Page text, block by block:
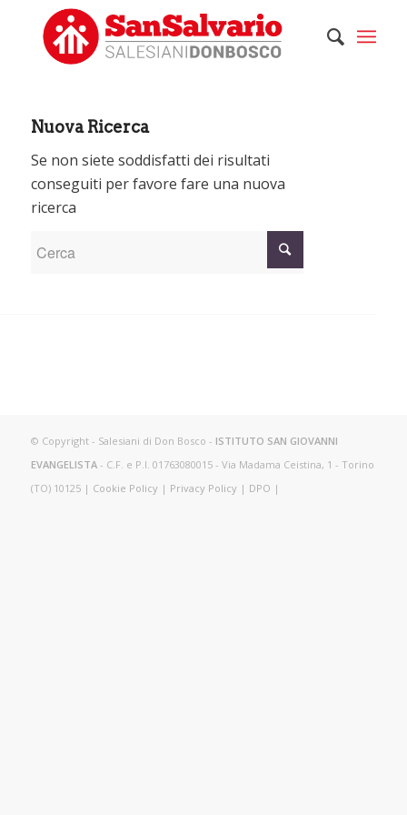
Nuova Ricerca
Se non siete soddisfatti dei risultati
conseguiti per favore fare una nuova
ricerca
© Copyright - Salesiani di Don Bosco - ISTITUTO SAN GIOVANNI
EVANGELISTA- C.F. e P.I. 01763080015 - Via Madama Ceistina, 1 - Torino
(TO) 10125 | Cookie Policy| Privacy Policy| DPO |